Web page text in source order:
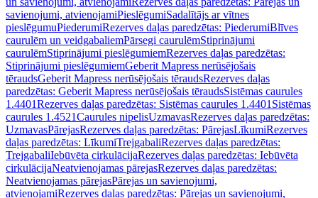
savienojumi, atvienojamiPieslēgumiSadalītājs ar vītnes
pieslēgumuPiederumiRezerves daļas paredzētas: PiederumiBlīves
caurulēm un veidgabaliemPārsegi caurulēmStiprinājumi
caurulēmStiprinājumi pieslēgumiemRezerves daļas paredzētas:
Stiprinājumi pieslēgumiemGeberit Mapress nerūsējošais
tēraudsGeberit Mapress nerūsējošais tēraudsRezerves daļas
paredzētas: Geberit Mapress nerūsējošais tēraudsSistēmas caurules
1.4401Rezerves daļas paredzētas: Sistēmas caurules 1.4401 Sistēmas
caurules 1.4521Caurules nipelisUzmavasRezerves daļas paredzētas:
UzmavasPārejasRezerves daļas paredzētas: PārejasLīkumiRezerves
daļas paredzētas: LīkumiTrejgabaliRezerves daļas paredzētas:
TrejgabaliIebūvēta cirkulācijaRezerves daļas paredzētas: Iebūvēta
cirkulācijaNeatvienojamas pārejasRezerves daļas paredzētas:
Neatvienojamas pārejasPārejas un savienojumi,
atvienojamiRezerves daļas paredzētas: Pārejas un savienojumi,